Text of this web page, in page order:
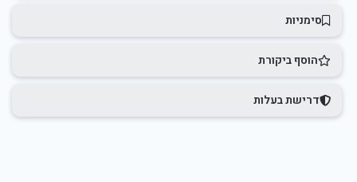
סימניות
הוסף ביקורת
דרישת בעלות